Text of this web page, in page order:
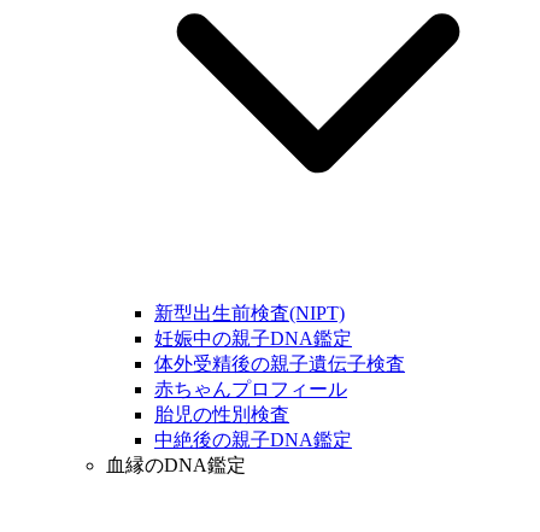
新型出生前検査(NIPT)
妊娠中の親子DNA鑑定
体外受精後の親子遺伝子検査
赤ちゃんプロフィール
胎児の性別検査
中絶後の親子DNA鑑定
血縁のDNA鑑定